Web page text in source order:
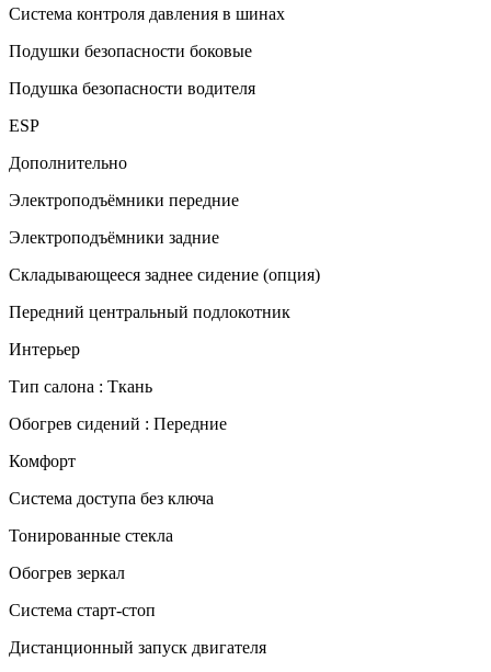
Система контроля давления в шинах
Подушки безопасности боковые
Подушка безопасности водителя
ESP
Дополнительно
Электроподъёмники передние
Электроподъёмники задние
Складывающееся заднее сидение (опция)
Передний центральный подлокотник
Интерьер
Тип салона : Ткань
Обогрев сидений : Передние
Комфорт
Система доступа без ключа
Тонированные стекла
Обогрев зеркал
Система старт-стоп
Дистанционный запуск двигателя